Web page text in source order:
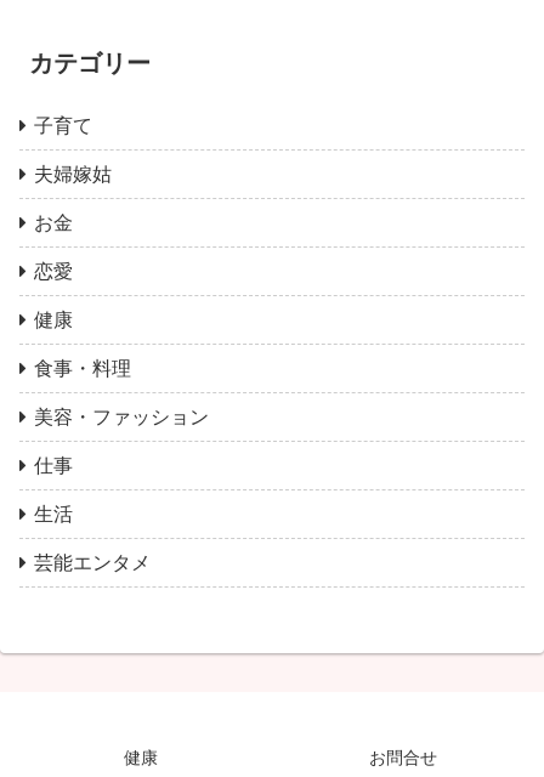
カテゴリー
子育て
夫婦嫁姑
お金
恋愛
健康
食事・料理
美容・ファッション
仕事
生活
芸能エンタメ
健康 お問合せ